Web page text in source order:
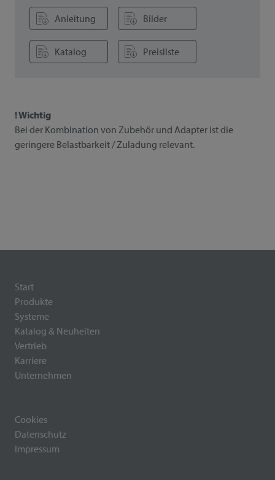
Anleitung Bilder
Katalog Preisliste
! Wichtig
Bei der Kombination von Zubehör und Adapter ist die
geringere Belastbarkeit / Zuladung relevant.
Start
Produkte
Systeme
Katalog & Neuheiten
Vertrieb
Karriere
Unternehmen
Cookies
Datenschutz
Impressum